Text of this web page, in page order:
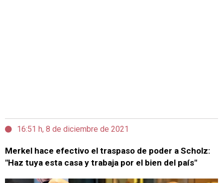
16:51 h, 8 de diciembre de 2021
Merkel hace efectivo el traspaso de poder a Scholz:
"Haz tuya esta casa y trabaja por el bien del país"